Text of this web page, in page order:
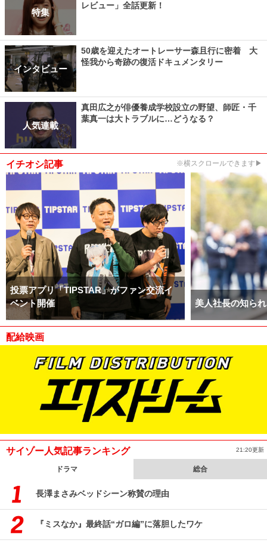
特集
レビュー」全話更新！
インタビュー
50歳を迎えたオートレーサー森且行に密着 大
怪我から奇跡の復活ドキュメンタリー
人気連載
真田広之が俳優養成学校設立の野望、師匠・千
葉真一は大トラブルに…どうなる？
イチオシ記事 ※横スクロールできます▶
投票アプリ「TIPSTAR」がファン交流イ
ベント開催
美人社長の知ら
配給映画
サイゾー人気記事ランキング 21:20更新
ドラマ 総合
長澤まさみベッドシーン称賛の理由
『ミスなか』最終話“ガロ編”に落胆したワケ